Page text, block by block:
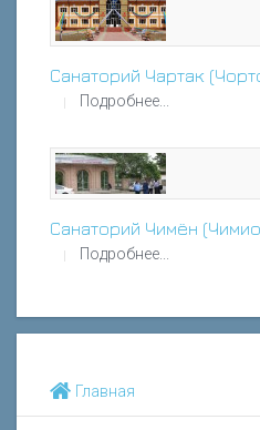
Санаторий Чартак
Подробнее...
Санаторий Чимён
Подробнее...
Главная